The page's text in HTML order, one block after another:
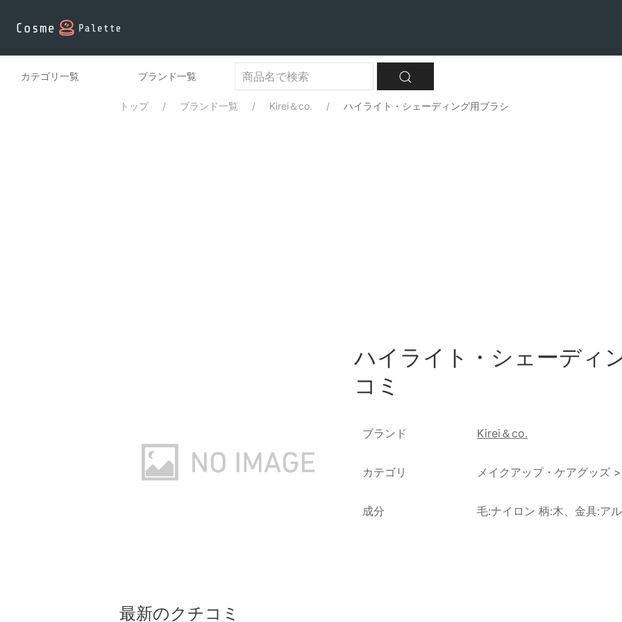
カテゴリ一覧 ブランド一覧
トップ ブランド一覧 Kirei＆co. ハイライト・シェーディング用ブラシ
ハイライト・シェーディ
コミ
ブランド Kirei＆co.
カテゴリ メイクアップ・ケアグッズ >
成分 毛:ナイロン 柄:木、金具:ア
最新のクチコミ